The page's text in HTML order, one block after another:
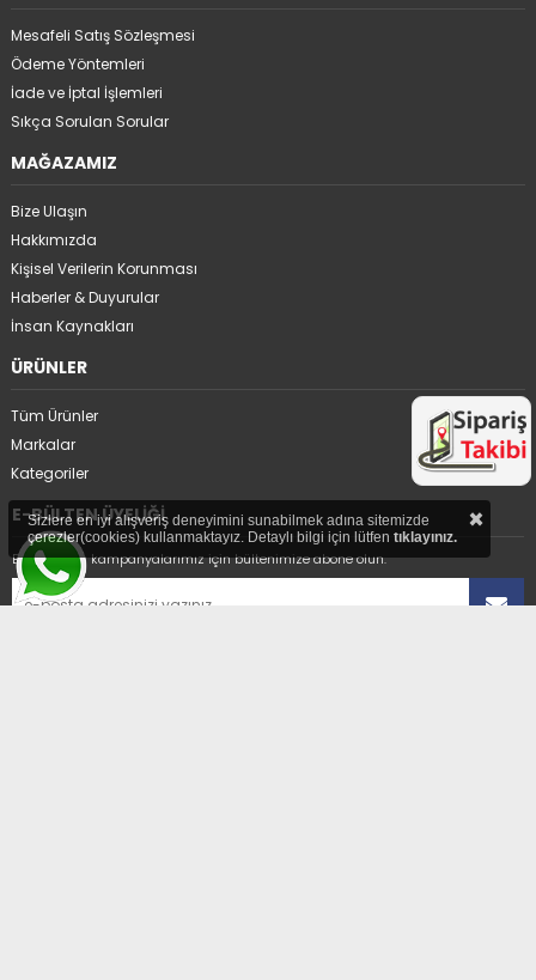
Mesafeli Satış Sözleşmesi
Ödeme Yöntemleri
İade ve İptal İşlemleri
Sıkça Sorulan Sorular
MAĞAZAMIZ
Bize Ulaşın
Hakkımızda
Kişisel Verilerin Korunması
Haberler & Duyurular
İnsan Kaynakları
ÜRÜNLER
Tüm Ürünler
Markalar
Kategoriler
E-BÜLTEN ÜYELİĞİ
En avantajlı kampanyalarımız için bültenimize abone olun.
Sizlere en iyi alışveriş deneyimini sunabilmek adına sitemizde
çerezler(cookies) kullanmaktayız. Detaylı bilgi için lütfen tıklayınız. ×